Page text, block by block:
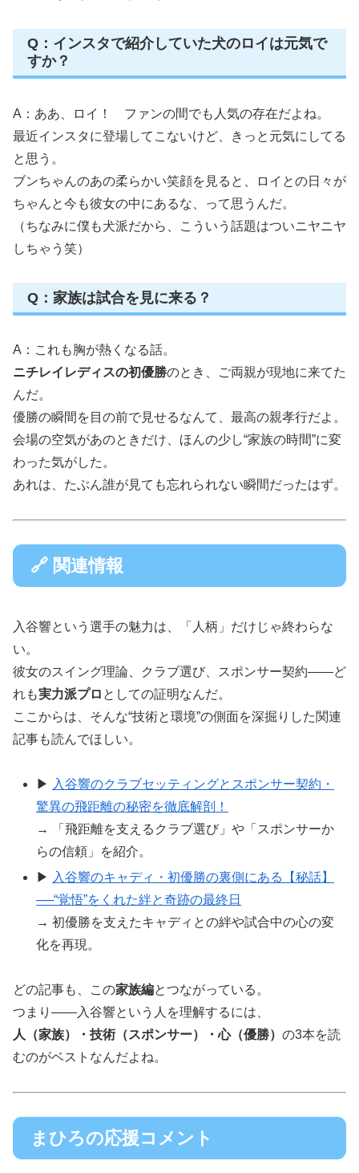
Q：インスタで紹介していた犬のロイは元気で
すか？
A：ああ、ロイ！ ファンの間でも人気の存在だよね。
最近インスタに登場してこないけど、きっと元気にしてる
と思う。
ブンちゃんのあの柔らかい笑顔を見ると、ロイとの日々が
ちゃんと今も彼女の中にあるな、って思うんだ。
（ちなみに僕も犬派だから、こういう話題はついニヤニヤ
しちゃう笑）
Q：家族は試合を見に来る？
A：これも胸が熱くなる話。
ニチレイレディスの初優勝のとき、ご両親が現地に来てた
んだ。
優勝の瞬間を目の前で見せるなんて、最高の親孝行だよ。
会場の空気があのときだけ、ほんの少し“家族の時間”に変
わった気がした。
あれは、たぶん誰が見ても忘れられない瞬間だったはず。
🔗 関連情報
入谷響という選手の魅力は、「人柄」だけじゃ終わらな
い。
彼女のスイング理論、クラブ選び、スポンサー契約――ど
れも実力派プロ としての証明なんだ。
ここからは、そんな“技術と環境”の側面を深掘りした関連
記事も読んでほしい。
▶ 入谷響のクラブセッティングとスポンサー契約・
驚異の飛距離の秘密を徹底解剖！
→ 「飛距離を支えるクラブ選び」や「スポンサーか
らの信頼」を紹介。
▶ 入谷響のキャディ・初優勝の裏側にある【秘話】
──“覚悟”をくれた絆と奇跡の最終日
→ 初優勝を支えたキャディとの絆や試合中の心の変
化を再現。
どの記事も、この家族編とつながっている。
つまり――入谷響という人を理解するには、
人（家族）・技術（スポンサー）・心（優勝） の3本を読
むのがベストなんだよね。
まひろの応援コメント